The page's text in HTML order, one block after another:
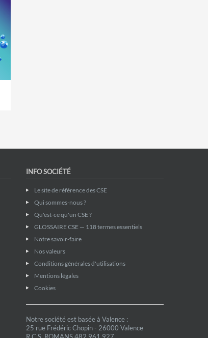
INFO SOCIÉTÉ
Le site de référence des CSE
Qui sommes-nous ?
Qu'est-ce qu'un CSE ?
GLOSSAIRE CSE — 118 termes essentiels
Notre savoir-faire
Nos valeurs
Conditions générales d'utilisations
Mentions légales
Cookies
Notre société est basée à Valence :
25 rue Frédéric Chopin - 26000 Valence